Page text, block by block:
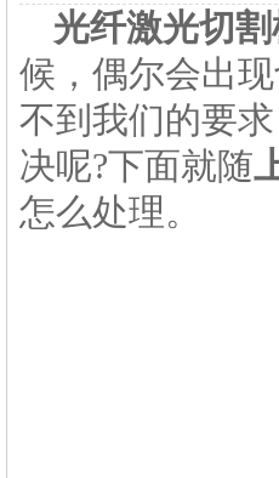
光纤激光切
候，偶尔会出
不到我们的要
决呢?下面就随
怎么处理。